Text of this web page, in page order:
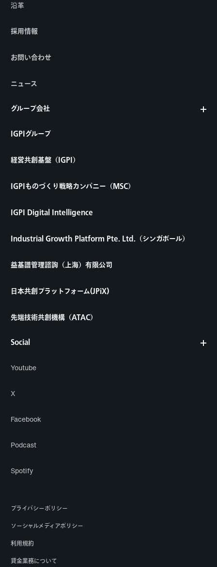
Social
Youtube
X
Facebook
Podcast
Spotify
沿革
採用情報
お問い合わせ
ニュース
グループ会社
IGPIグループ
経営共創基盤（IGPI）
IGPIものづくり戦略カンパニー（MSC）
IGPI Digital Intelligence
Industrial Growth Platform Pte. Ltd.（シンガポール）
益基譜管理諮詢（上海）有限公司
日本共創プラットフォーム(JPiX)
先端技術共創機構（ATAC）
プライバシーポリシー
ソーシャルメディアポリシー
利用規約
貸金業務について